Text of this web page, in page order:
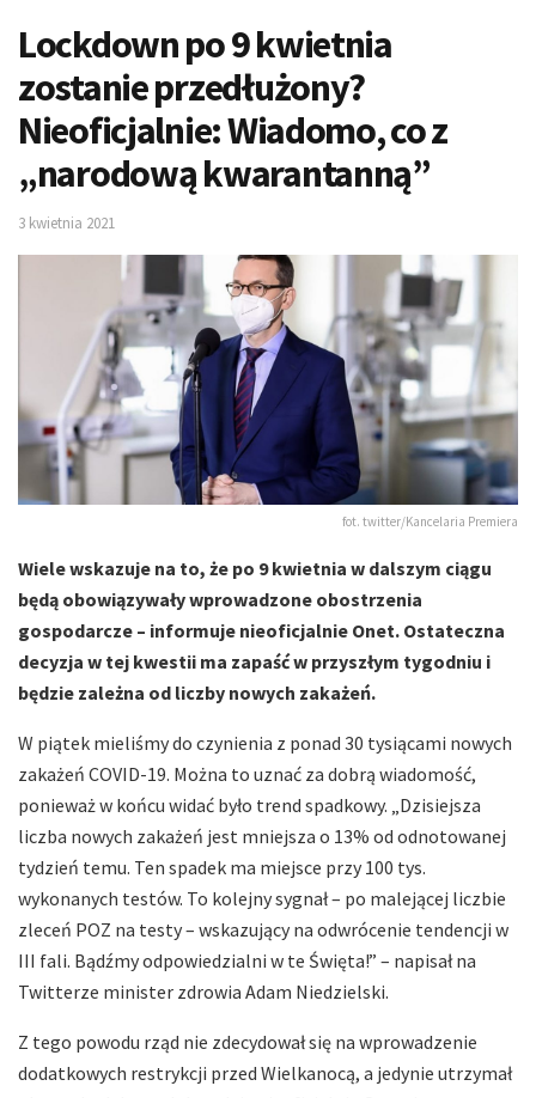
Lockdown po 9 kwietnia
zostanie przedłużony?
Nieoficjalnie: Wiadomo, co z
„narodową kwarantanną”
3 kwietnia 2021
fot. twitter/Kancelaria Premiera
Wiele wskazuje na to, że po 9 kwietnia w dalszym ciągu
będą obowiązywały wprowadzone obostrzenia
gospodarcze – informuje nieoficjalnie Onet. Ostateczna
decyzja w tej kwestii ma zapaść w przyszłym tygodniu i
będzie zależna od liczby nowych zakażeń.
W piątek mieliśmy do czynienia z ponad 30 tysiącami nowych
zakażeń COVID-19. Można to uznać za dobrą wiadomość,
ponieważ w końcu widać było trend spadkowy. „Dzisiejsza
liczba nowych zakażeń jest mniejsza o 13% od odnotowanej
tydzień temu. Ten spadek ma miejsce przy 100 tys.
wykonanych testów. To kolejny sygnał – po malejącej liczbie
zleceń POZ na testy – wskazujący na odwrócenie tendencji w
III fali. Bądźmy odpowiedzialni w te Święta!” – napisał na
Twitterze minister zdrowia Adam Niedzielski.
Z tego powodu rząd nie zdecydował się na wprowadzenie
dodatkowych restrykcji przed Wielkanocą, a jedynie utrzymał